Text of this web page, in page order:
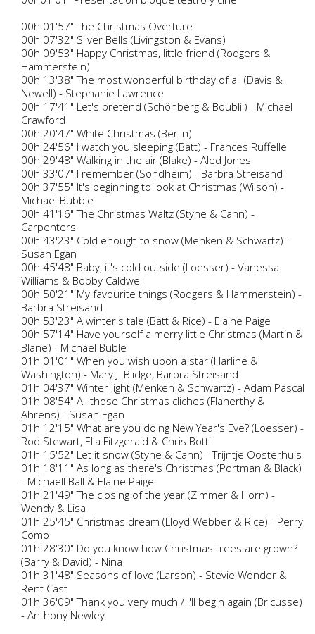
00h 01'57" The Christmas Overture
00h 07'32" Silver Bells (Livingston & Evans)
00h 09'53" Happy Christmas, little friend (Rodgers &
Hammerstein)
00h 13'38" The most wonderful birthday of all (Davis &
Newell) - Stephanie Lawrence
00h 17'41" Let's pretend (Schönberg & Boublil) - Michael
Crawford
00h 20'47" White Christmas (Berlin)
00h 24'56" I watch you sleeping (Batt) - Frances Ruffelle
00h 29'48" Walking in the air (Blake) - Aled Jones
00h 33'07" I remember (Sondheim) - Barbra Streisand
00h 37'55" It's beginning to look at Christmas (Wilson) -
Michael Bubble
00h 41'16" The Christmas Waltz (Styne & Cahn) -
Carpenters
00h 43'23" Cold enough to snow (Menken & Schwartz) -
Susan Egan
00h 45'48" Baby, it's cold outside (Loesser) - Vanessa
Williams & Bobby Caldwell
00h 50'21" My favourite things (Rodgers & Hammerstein) -
Barbra Streisand
00h 53'23" A winter's tale (Batt & Rice) - Elaine Paige
00h 57'14" Have yourself a merry little Christmas (Martin &
Blane) - Michael Buble
01h 01'01" When you wish upon a star (Harline &
Washington) - Mary J. Blidge, Barbra Streisand
01h 04'37" Winter light (Menken & Schwartz) - Adam Pascal
01h 08'54" All those Christmas cliches (Flaherthy &
Ahrens) - Susan Egan
01h 12'15" What are you doing New Year's Eve? (Loesser) -
Rod Stewart, Ella Fitzgerald & Chris Botti
01h 15'52" Let it snow (Styne & Cahn) - Trijntje Oosterhuis
01h 18'11" As long as there's Christmas (Portman & Black)
- Michaell Ball & Elaine Paige
01h 21'49" The closing of the year (Zimmer & Horn) -
Wendy & Lisa
01h 25'45" Christmas dream (Lloyd Webber & Rice) - Perry
Como
01h 28'30" Do you know how Christmas trees are grown?
(Barry & David) - Nina
01h 31'48" Seasons of love (Larson) - Stevie Wonder &
Rent Cast
01h 36'09" Thank you very much / I'll begin again (Bricusse)
- Anthony Newley